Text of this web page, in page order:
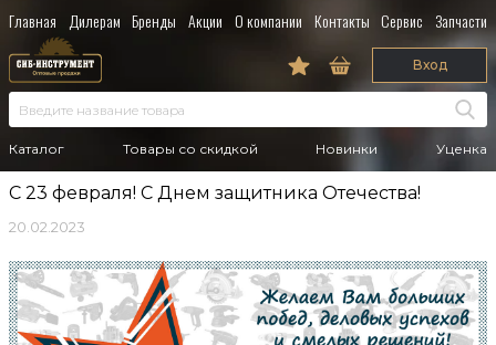
Главная Дилерам Бренды Акции О компании Контакты Сервис Запчасти
Каталог Товары со скидкой Новинки Уценка
Вход
С 23 февраля! С Днем защитника Отечества!
20.02.2023